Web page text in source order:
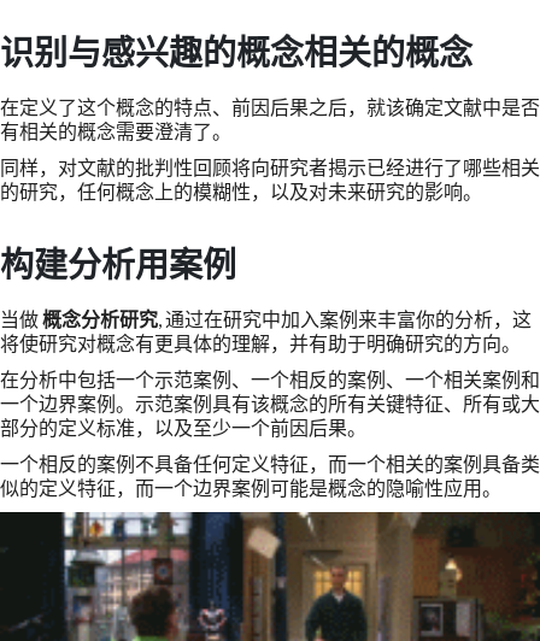
识别与感兴趣的概念相关的概念
在定义了这个概念的特点、前因后果之后，就该确定文献中是否
有相关的概念需要澄清了。
同样，对文献的批判性回顾将向研究者揭示已经进行了哪些相关
的研究，任何概念上的模糊性，以及对未来研究的影响。
构建分析用案例
当做概念分析研究 , 通过在研究中加入案例来丰富你的分析，这
将使研究对概念有更具体的理解，并有助于明确研究的方向。
在分析中包括一个示范案例、一个相反的案例、一个相关案例和
一个边界案例。示范案例具有该概念的所有关键特征、所有或大
部分的定义标准，以及至少一个前因后果。
一个相反的案例不具备任何定义特征，而一个相关的案例具备类
似的定义特征，而一个边界案例可能是概念的隐喻性应用。